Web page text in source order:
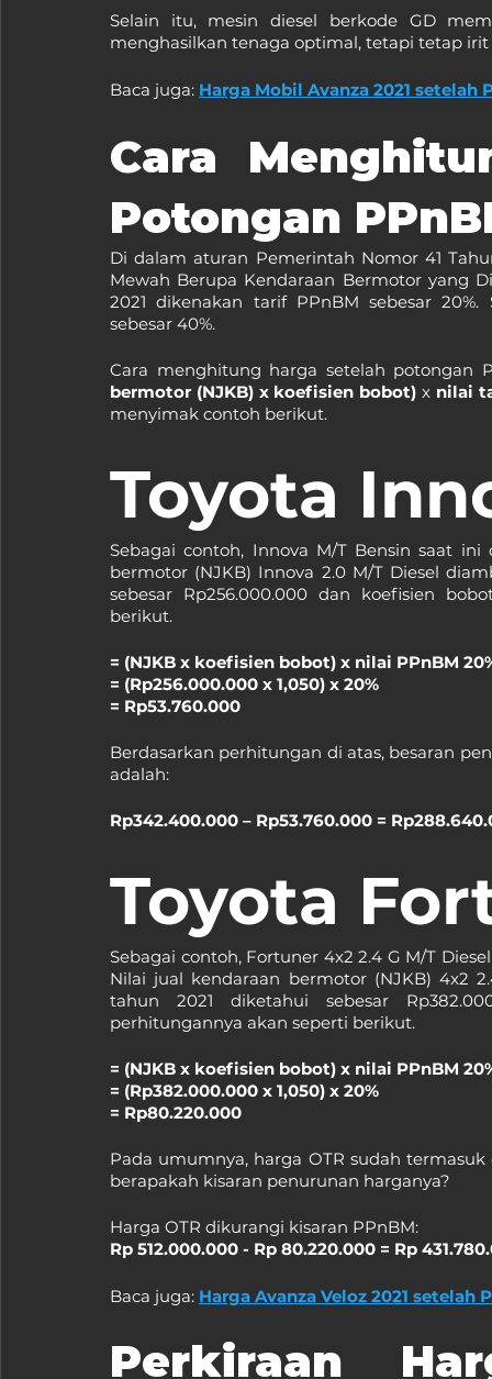
Selain itu, mesin diesel berkode GD
menghasilkan tenaga optimal, tetapi tetap
Baca juga: Harga Mobil Avanza 2021 setelah
Cara
Potongan
Di dalam aturan Pemerintah Nomor 41
Mewah Berupa Kendaraan Bermotor yang
2021 dikenakan tarif PPnBM sebesar
sebesar 40%.
Cara menghitung harga setelah potongan
bermotor (NJKB) x koefisien bobot) x nilai
menyimak contoh berikut.
Toyota
Sebagai contoh, Innova M/T Bensin saat
bermotor (NJKB) Innova 2.0 M/T Diesel
sebesar Rp256.000.000 dan koefisien
berikut.
= (NJKB x koefisien bobot) x nilai PPnBM
= (Rp256.000.000 x 1,050) x 20%
= Rp53.760.000
Berdasarkan perhitungan di atas, besaran
adalah:
Rp342.400.000 – Rp53.760.000 =
Toyota
Sebagai contoh, Fortuner 4x2 2.4 G M/T
Nilai jual kendaraan bermotor (NJKB) 4x2
tahun 2021 diketahui sebesar
perhitungannya akan seperti berikut.
= (NJKB x koefisien bobot) x nilai PPnBM
= (Rp382.000.000 x 1,050) x 20%
= Rp80.220.000
Pada umumnya, harga OTR sudah
berapakah kisaran penurunan harganya?
Harga OTR dikurangi kisaran PPnBM:
Rp 512.000.000 - Rp 80.220.000 = Rp
Baca juga: Harga Avanza Veloz 2021 setelah
Perkiraan